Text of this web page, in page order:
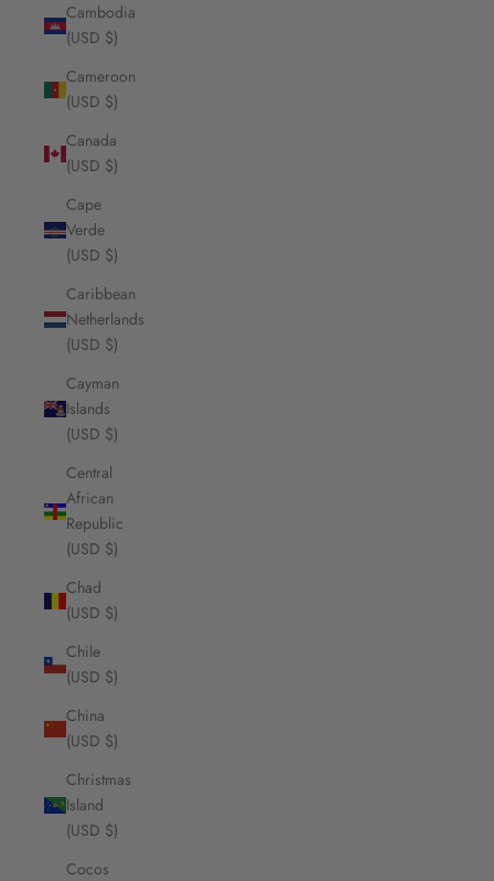
Cambodia
(USD $)
Cameroon
(USD $)
Canada
(USD $)
Cape
Verde
(USD $)
Caribbean
Netherlands
(USD $)
Cayman
Islands
(USD $)
Central
African
Republic
(USD $)
Chad
(USD $)
Chile
(USD $)
China
(USD $)
Christmas
Island
(USD $)
Cocos